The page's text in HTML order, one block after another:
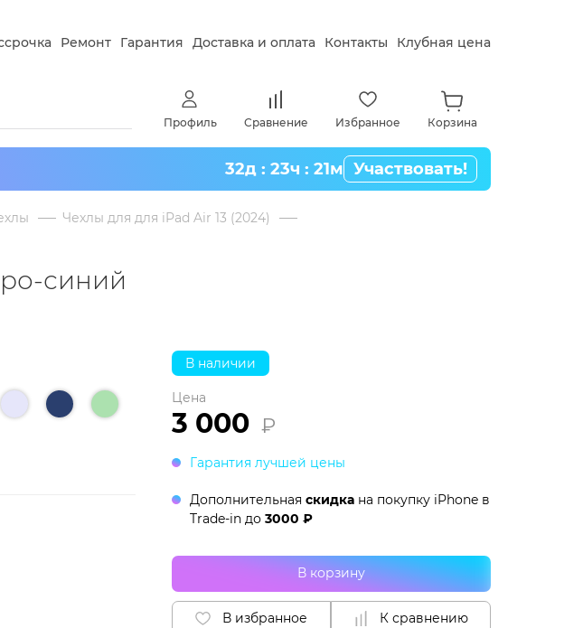
Ремонт Гарантия Доставка и оплата Контакты Клубная цена
Профиль Сравнение Избранное Корзина
32д : 23ч : 21м Участвовать!
Чехлы для для iPad Air 13 (2024)
синий
В наличии
Цена
3 000 ₽
Гарантия лучшей цены
Дополнительная скидкана покупку iPhone в
Trade-inдо 3000 ₽
В корзину
В избранное К сравнению